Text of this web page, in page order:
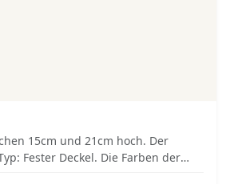
15cm und 21cm hoch. Der
Fester Deckel. Die Farben der